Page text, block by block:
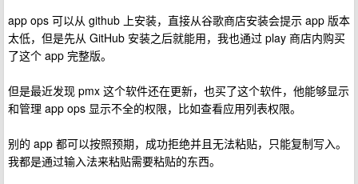
app ops 可以从 github 上安装，直接从谷歌商店安装会提示 app 版本
太低，但是先从 GitHub 安装之后就能用，我也通过 play 商店内购买
了这个 app 完整版。
但是最近发现 pmx 这个软件还在更新，也买了这个软件，他能够显示
和管理 app ops 显示不全的权限，比如查看应用列表权限。
别的 app 都可以按照预期，成功拒绝并且无法粘贴，只能复制写入。
我都是通过输入法来粘贴需要粘贴的东西。